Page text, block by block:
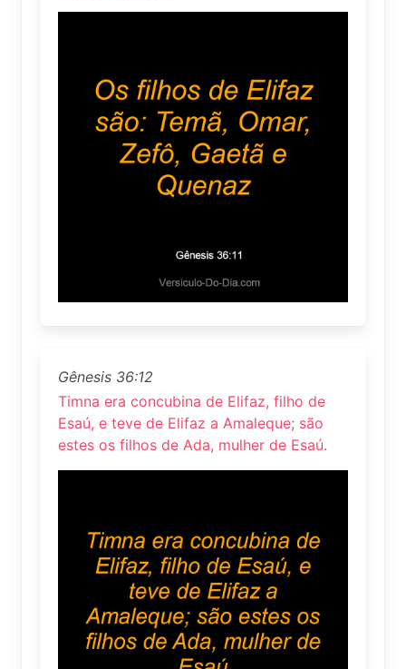
Gênesis 36:12
Timna era concubina de Elifaz, filho de
Esaú, e teve de Elifaz a Amaleque; são
estes os filhos de Ada, mulher de Esaú.